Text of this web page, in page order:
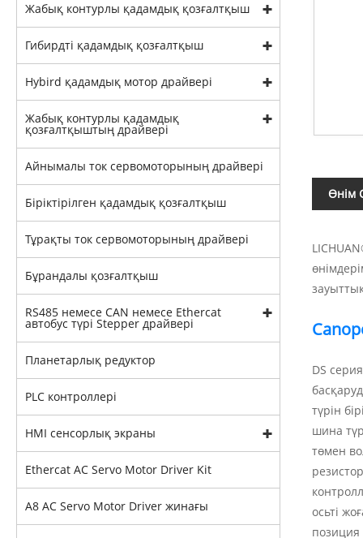
Жабық контурлы қадамдық қозғалтқыш
Гибирдті қадамдық қозғалтқыш
Hybird қадамдық мотор драйвері
Жабық контурлы қадамдық
қозғалтқыштың драйвері
Айнымалы ток сервомоторының драйвері
Біріктірілген қадамдық қозғалтқыш
Тұрақты ток сервомоторының драйвері
Бұрандалы қозғалтқыш
RS485 немесе CAN немесе Ethercat
автобус түрі Stepper драйвері
Планетарлық редуктор
PLC контроллері
HMI сенсорлық экраны
Ethercat AC Servo Motor Driver Kit
A8 AC Servo Motor Driver жинағы
Өнім
DS
түрін
шина
төмен
осьті